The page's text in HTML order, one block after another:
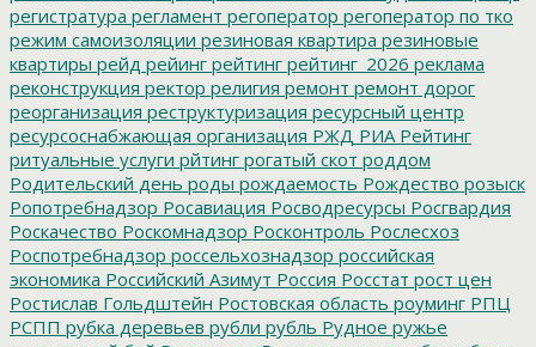
регистратура регламент регоператор регоператор по тко
режим самоизоляции резиновая квартира резиновые
квартиры рейд рейинг рейтинг рейтинг_2026 реклама
реконструкция ректор религия ремонт ремонт дорог
реорганизация реструктуризация ресурсный центр
ресурсоснабжающая организация РЖД РИА Рейтинг
ритуальные услуги рйтинг рогатый скот роддом
Родительский день роды рождаемость Рождество розыск
Ропотребнадзор Росавиация Росводресурсы Росгвардия
Роскачество Роскомнадзор Росконтроль Рослесхоз
Роспотребнадзор россельхознадзор российская
экономика Российский Азимут Россия Росстат рост цен
Ростислав Гольдштейн Ростовская область роуминг РПЦ
РСПП рубка деревьев рубли рубль Рудное ружье